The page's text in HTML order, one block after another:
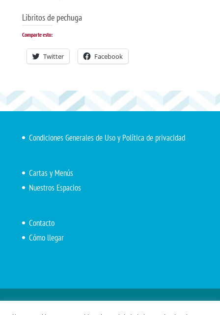
Libritos de pechuga
Comparte esto:
Twitter Facebook
Condiciones Generales de Uso y Política de privacidad
Cartas y Menús
Nuestros Espacios
Contacto
Cómo llegar